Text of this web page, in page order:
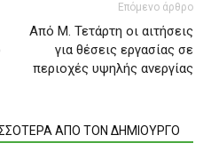
Επόμενο άρθρο
Από Μ. Τετάρτη οι αιτήσεις
για θέσεις εργασίας σε
περιοχές υψηλής ανεργίας
ΑΠΟ ΤΟΝ ΔΗΜΙΟΥΡΓΟ